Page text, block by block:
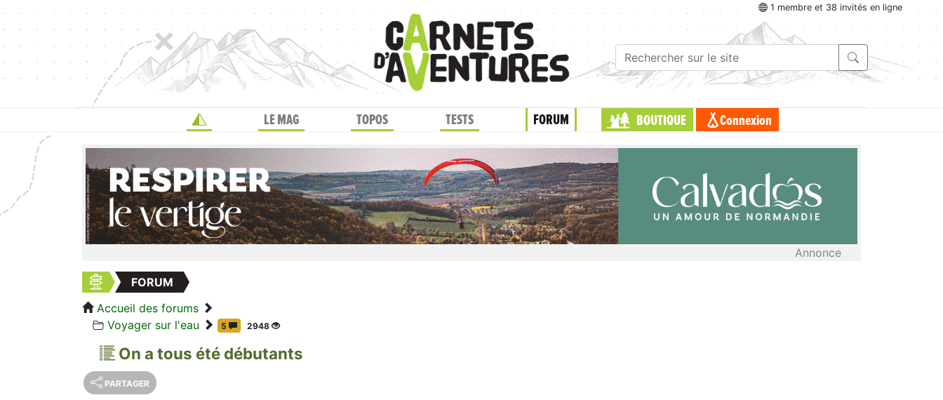
1 membre et 38 invités en ligne
LE MAG TOPOS TESTS FORUM BOUTIQUE Connexion
Annonce
FORUM
Accueil des forums
Voyager sur l'eau
5 2948
On a tous été débutants
PARTAGER